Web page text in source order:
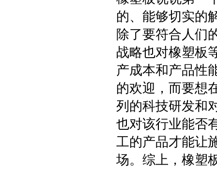
的、能够切实的
除了要符合人们
战略也对橡塑板
产成本和产品性
的欢迎，而要想
列的科技研发和
也对该行业能否
工的产品才能让
场。综上，橡塑